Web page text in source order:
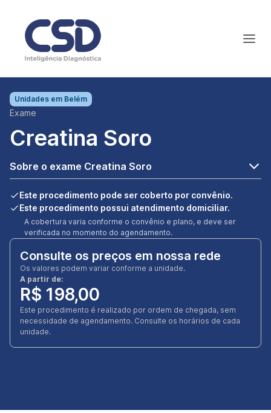
Unidades em Belém
Exame
Creatina Soro
Sobre o exame Creatina Soro
Este procedimento pode ser coberto por convênio.
Este procedimento possui atendimento domiciliar.
A cobertura varia conforme o convênio e plano, e deve ser
verificada no momento do agendamento.
Consulte os preços em nossa rede
Os valores podem variar conforme a unidade.
A partir de:
R$ 198,00
Este procedimento é realizado por ordem de chegada, sem
necessidade de agendamento. Consulte os horários de cada
unidade.